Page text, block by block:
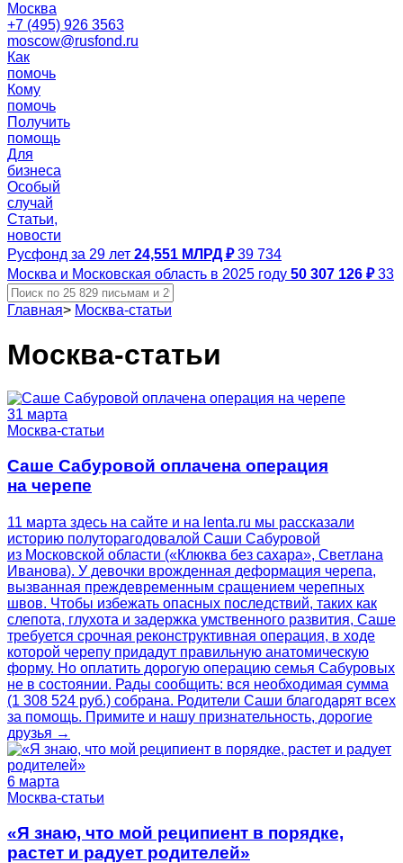
Москва
+7 (495) 926 3563
moscow@rusfond.ru
Как
помочь
Кому
помочь
Получить
помощь
Для
бизнеса
Особый
случай
Статьи,
новости
Русфонд за 29 лет 24,551 МЛРД ₽ 39 734
Москва и Московская область в 2025 году 50 307 126 ₽ 33
Главная> Москва-статьи
Москва-статьи
31 марта
Москва-статьи
Саше Сабуровой оплачена операция
на черепе
11 марта здесь на сайте и на lenta.ru мы рассказали
историю полуторагодовалой Саши Сабуровой
из Московской области («Клюква без сахара», Светлана
Иванова). У девочки врожденная деформация черепа,
вызванная преждевременным сращением черепных
швов. Чтобы избежать опасных последствий, таких как
слепота, глухота и задержка умственного развития, Саше
требуется срочная реконструктивная операция, в ходе
которой черепу придадут правильную анатомическую
форму. Но оплатить дорогую операцию семья Сабуровых
не в состоянии. Рады сообщить: вся необходимая сумма
(1 308 524 руб.) собрана. Родители Саши благодарят всех
за помощь. Примите и нашу признательность, дорогие
друзья →
6 марта
Москва-статьи
«Я знаю, что мой реципиент в порядке,
растет и радует родителей»